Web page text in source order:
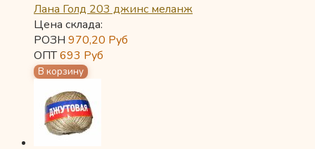
Лана Голд 203 джинс меланж
Цена склада:
РОЗН 970,20 Руб
ОПТ693 Руб